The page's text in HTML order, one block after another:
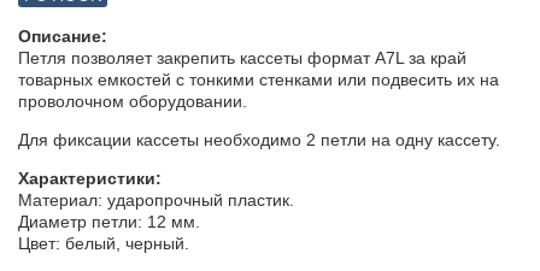
Описание:
Петля позволяет закрепить кассеты формат А7L за край
товарных емкостей с тонкими стенками или подвесить их на
проволочном оборудовании.
Для фиксации кассеты необходимо 2 петли на одну кассету.
Характеристики:
Материал: ударопрочный пластик.
Диаметр петли: 12 мм.
Цвет: белый, черный.